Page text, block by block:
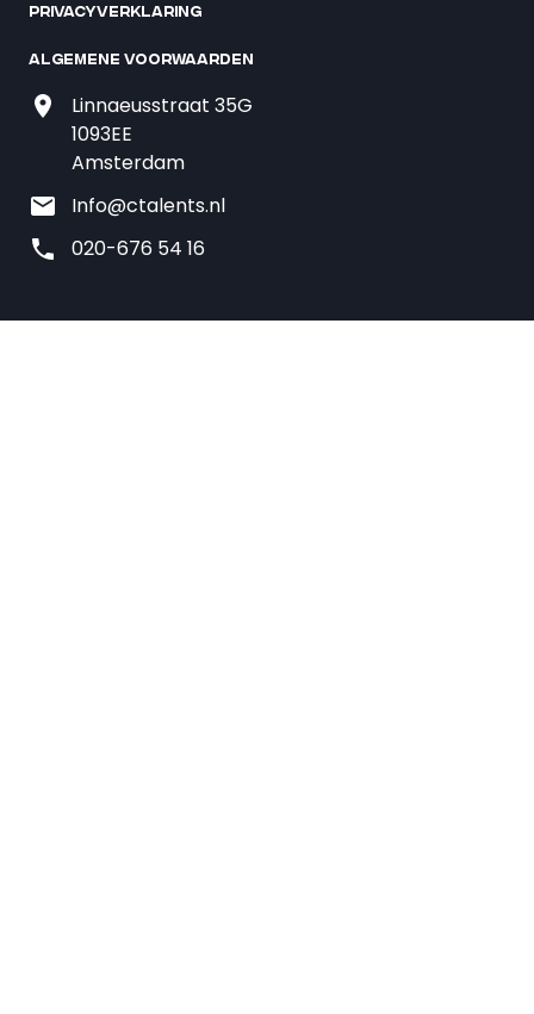
Privacyverklaring
Algemene voorwaarden
Linnaeusstraat 35G
1093EE
Amsterdam
Info@ctalents.nl
020-676 54 16